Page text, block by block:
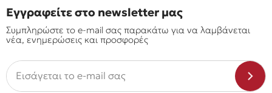
Εγγραφείτε στο newsletter μας
Συμπληρώστε το e-mail σας παρακάτω για να λαμβάνεται
νέα, ενημερώσεις και προσφορές